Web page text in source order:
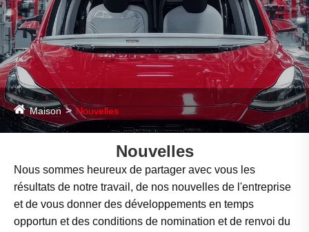
Maison Nouvelles
Nouvelles
Nous sommes heureux de partager avec vous les
résultats de notre travail, de nos nouvelles de l'entreprise
et de vous donner des développements en temps
opportun et des conditions de nomination et de renvoi du